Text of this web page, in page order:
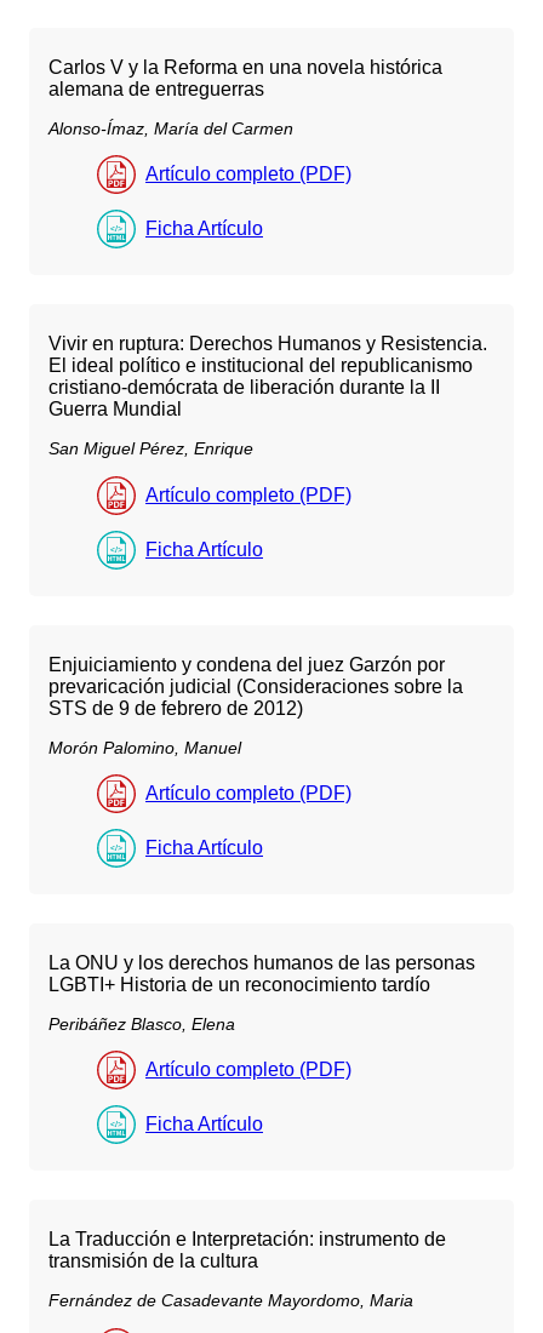
Carlos V y la Reforma en una novela histórica
alemana de entreguerras
Alonso-Ímaz, María del Carmen
Artículo completo (PDF)
Ficha Artículo
Vivir en ruptura: Derechos Humanos y Resistencia.
El ideal político e institucional del republicanismo
cristiano-demócrata de liberación durante la II
Guerra Mundial
San Miguel Pérez, Enrique
Artículo completo (PDF)
Ficha Artículo
Enjuiciamiento y condena del juez Garzón por
prevaricación judicial (Consideraciones sobre la
STS de 9 de febrero de 2012)
Morón Palomino, Manuel
Artículo completo (PDF)
Ficha Artículo
La ONU y los derechos humanos de las personas
LGBTI+ Historia de un reconocimiento tardío
Peribáñez Blasco, Elena
Artículo completo (PDF)
Ficha Artículo
La Traducción e Interpretación: instrumento de
transmisión de la cultura
Fernández de Casadevante Mayordomo, Maria